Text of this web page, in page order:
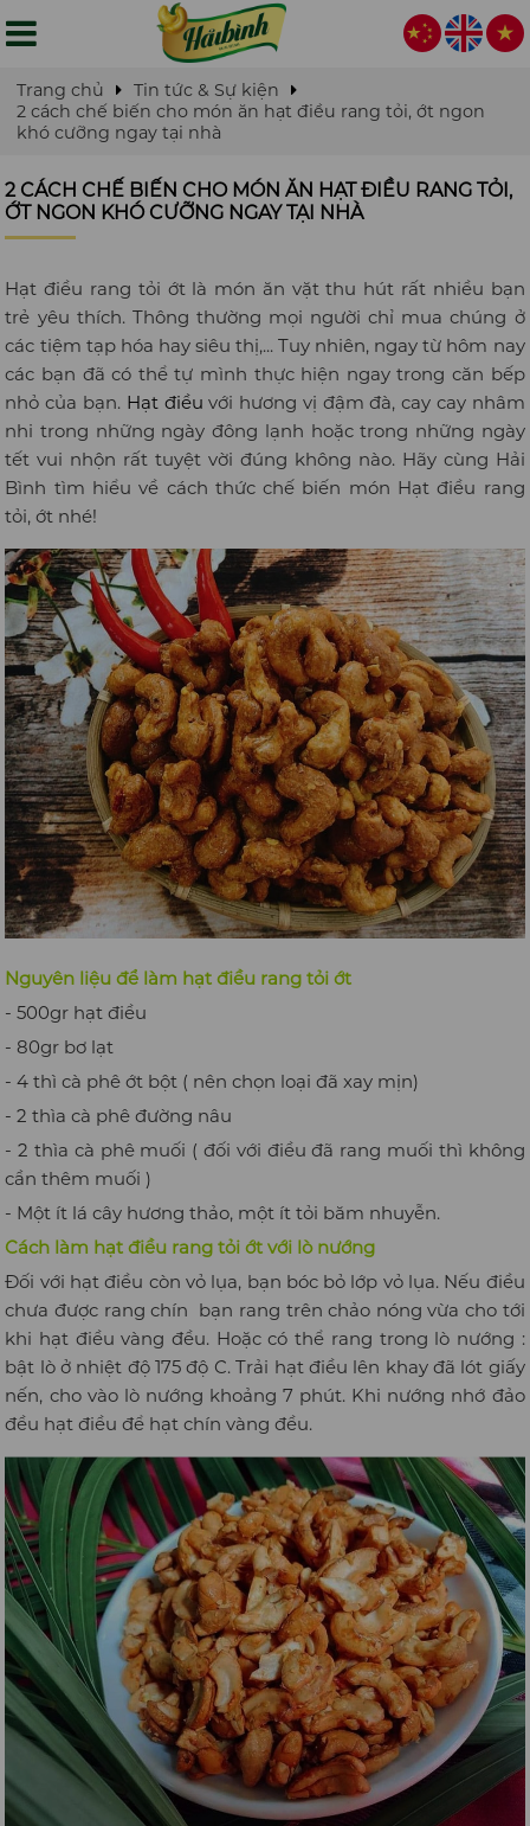
Trang chủ
Tin tức & Sự kiện
2 cách chế biến cho món ăn hạt điều rang tỏi, ớt ngon
khó cưỡng ngay tại nhà
2 CÁCH CHẾ BIẾN CHO MÓN ĂN HẠT ĐIỀU RANG TỎI,
ỚT NGON KHÓ CƯỠNG NGAY TẠI NHÀ
Hạt điều rang tỏi ớt là món ăn vặt thu hút rất nhiều bạn
trẻ yêu thích. Thông thường mọi người chỉ mua chúng ở
các tiệm tạp hóa hay siêu thị,... Tuy nhiên, ngay từ hôm nay
các bạn đã có thể tự mình thực hiện ngay trong căn bếp
nhỏ của bạn. Hạt điều với hương vị đậm đà, cay cay nhâm
nhi trong những ngày đông lạnh hoặc trong những ngày
tết vui nhộn rất tuyệt vời đúng không nào. Hãy cùng Hải
Bình tìm hiểu về cách thức chế biến món Hạt điều rang
tỏi, ớt nhé!
Nguyên liệu để làm hạt điều rang tỏi ớt
- 500gr hạt điều
- 80gr bơ lạt
- 4 thì cà phê ớt bột ( nên chọn loại đã xay mịn)
- 2 thìa cà phê đường nâu
- 2 thìa cà phê muối ( đối với điều đã rang muối thì không
cần thêm muối )
- Một ít lá cây hương thảo, một ít tỏi băm nhuyễn.
Cách làm hạt điều rang tỏi ớt với lò nướng
Đối với hạt điều còn vỏ lụa, bạn bóc bỏ lớp vỏ lụa. Nếu điều
chưa được rang chín bạn rang trên chảo nóng vừa cho tới
khi hạt điều vàng đều. Hoặc có thể rang trong lò nướng :
bật lò ở nhiệt độ 175 độ C. Trải hạt điều lên khay đã lót giấy
nến, cho vào lò nướng khoảng 7 phút. Khi nướng nhớ đảo
đều hạt điều để hạt chín vàng đều.